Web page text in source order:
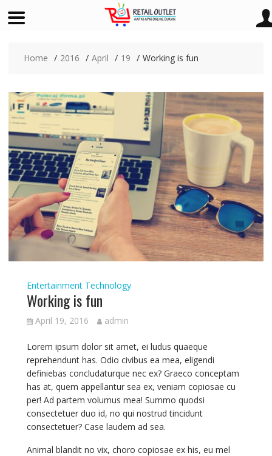
contentHome 2016 April 19 Working is fun
Entertainment Technology
Working is fun
April 19, 2016 admin
Lorem ipsum dolor sit amet, ei ludus quaeque
reprehendunt has. Odio civibus ea mea, eligendi
definiebas concludaturque nec ex? Graeco conceptam
has at, quem appellantur sea ex, veniam copiosae cu
per! Ad partem volumus mea! Summo quodsi
consectetuer duo id, no qui nostrud tincidunt
consectetuer? Case laudem ad sea.
Animal blandit no vix, choro copiosae ex his, eu mel